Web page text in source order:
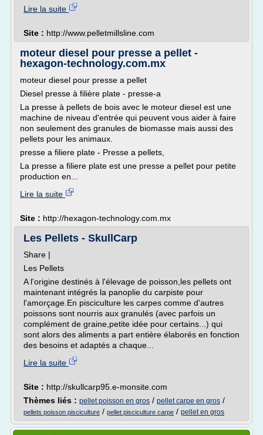
Lire la suite
Site : http://www.pelletmillsline.com
moteur diesel pour presse a pellet -
hexagon-technology.com.mx
moteur diesel pour presse a pellet
Diesel presse à filière plate - presse-a
La presse à pellets de bois avec le moteur diesel est une
machine de niveau d'entrée qui peuvent vous aider à faire
non seulement des granules de biomasse mais aussi des
pellets pour les animaux.
presse a filiere plate - Presse a pellets,
La presse a filiere plate est une presse a pellet pour petite
production en...
Lire la suite
Site : http://hexagon-technology.com.mx
Les Pellets - SkullCarp
Share |
Les Pellets
A l'origine destinés à l'élevage de poisson,les pellets ont
maintenant intégrés la panoplie du carpiste pour
l'amorçage.En pisciculture les carpes comme d'autres
poissons sont nourris aux granulés (avec parfois un
complément de graine,petite idée pour certains...) qui
sont alors des aliments a part entière élaborés en fonction
des besoins et adaptés a chaque...
Lire la suite
Site : http://skullcarp95.e-monsite.com
Thèmes liés : pellet poisson en gros / pellet carpe en gros /
pellets poisson pisciculture / pellet pisciculture carpe / pellet en gros